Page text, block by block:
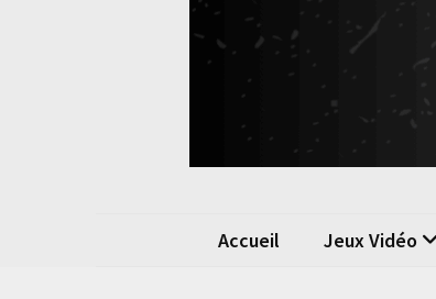
Accueil Jeux Vidéo